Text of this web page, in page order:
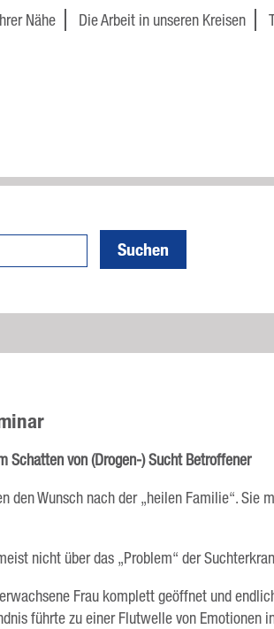
Nähe Die Arbeit in unseren Kreisen
Suchen
Schatten von (Drogen-) Sucht Betroffener
den Wunsch nach der „heilen Familie“.
nicht über das „Problem“ der
Frau komplett geöffnet und
führte zu einer Flutwelle von